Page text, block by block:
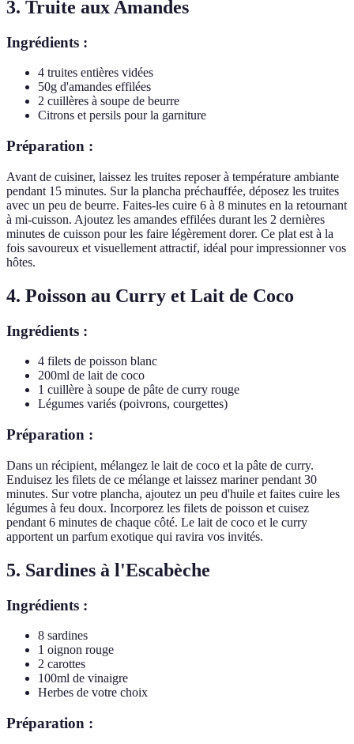
3. Truite aux Amandes
Ingrédients :
4 truites entières vidées
50g d'amandes effilées
2 cuillères à soupe de beurre
Citrons et persils pour la garniture
Préparation :
Avant de cuisiner, laissez les truites reposer à température ambiante
pendant 15 minutes. Sur la plancha préchauffée, déposez les truites
avec un peu de beurre. Faites-les cuire 6 à 8 minutes en la retournant
à mi-cuisson. Ajoutez les amandes effilées durant les 2 dernières
minutes de cuisson pour les faire légèrement dorer. Ce plat est à la
fois savoureux et visuellement attractif, idéal pour impressionner vos
hôtes.
4. Poisson au Curry et Lait de Coco
Ingrédients :
4 filets de poisson blanc
200ml de lait de coco
1 cuillère à soupe de pâte de curry rouge
Légumes variés (poivrons, courgettes)
Préparation :
Dans un récipient, mélangez le lait de coco et la pâte de curry.
Enduisez les filets de ce mélange et laissez mariner pendant 30
minutes. Sur votre plancha, ajoutez un peu d'huile et faites cuire les
légumes à feu doux. Incorporez les filets de poisson et cuisez
pendant 6 minutes de chaque côté. Le lait de coco et le curry
apportent un parfum exotique qui ravira vos invités.
5. Sardines à l'Escabèche
Ingrédients :
8 sardines
1 oignon rouge
2 carottes
100ml de vinaigre
Herbes de votre choix
Préparation :